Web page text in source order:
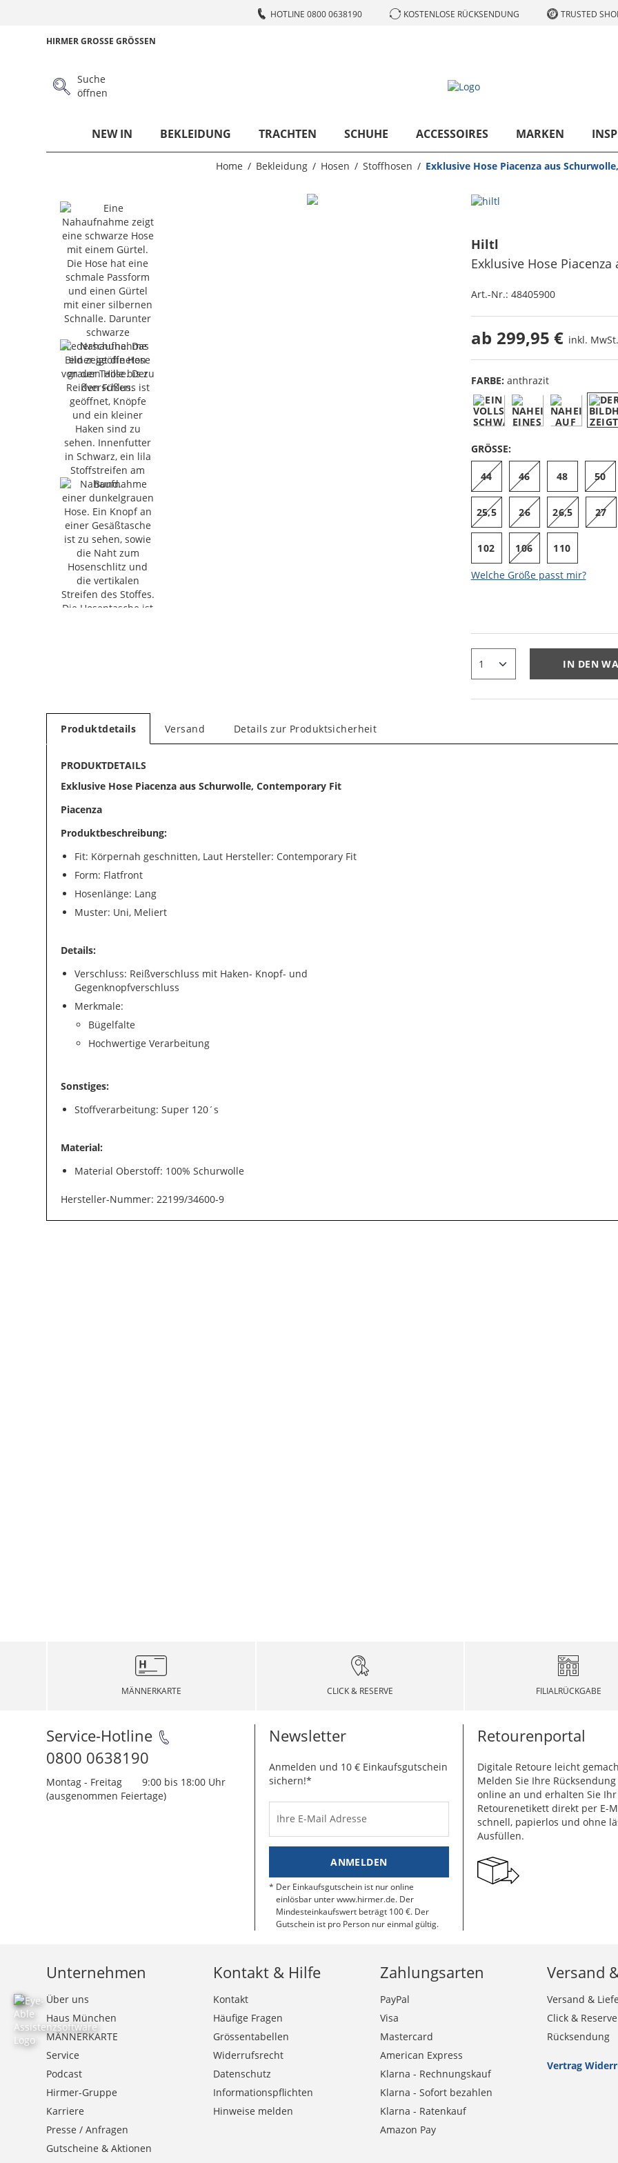
HOTLINE 0800 0638190 KOSTENLOSE RÜCKSENDUNG TRUSTED
HIRMER GROSSE GRÖSSEN
Suche
öffnen
NEW IN BEKLEIDUNG TRACHTEN SCHUHE ACCESSOIRES MARKEN
Home Bekleidung Hosen Stoffhosen Exklusive Hose Piacenza aus
Hiltl
Exklusive Hose
Art.-Nr.: 48405900
ab 299,95 € inkl.
FARBE: anthrazit
GRÖSSE:
44 46 48 50
25,5 26 26,5 27
102 106 110
Welche Größe passt mir?
IN DEN
Produktdetails Versand Details zur Produktsicherheit
PRODUKTDETAILS
Exklusive Hose Piacenza aus Schurwolle, Contemporary Fit
Piacenza
Produktbeschreibung:
Fit: Körpernah geschnitten, Laut Hersteller: Contemporary Fit
Form: Flatfront
Hosenlänge: Lang
Muster: Uni, Meliert
Details:
Verschluss: Reißverschluss mit Haken- Knopf- und
Gegenknopfverschluss
Merkmale:
Bügelfalte
Hochwertige Verarbeitung
Sonstiges:
Stoffverarbeitung: Super 120´s
Material:
Material Oberstoff: 100% Schurwolle
Hersteller-Nummer: 22199/34600-9
MÄNNERKARTE CLICK & RESERVE FILIALRÜCKGABE
Service-Hotline
0800 0638190
Montag - Freitag
9:00 bis 18:00 Uhr
(ausgenommen Feiertage)
Newsletter
Anmelden und 10 € Einkaufsgutschein
sichern!*
Ihre E-Mail Adresse
ANMELDEN
Der Einkaufsgutschein ist nur online
einlösbar unter www.hirmer.de. Der
Mindesteinkaufswert beträgt 100 €. Der
Gutschein ist pro Person nur einmal gültig.
Retourenportal
Digitale Retoure leicht
Melden Sie Ihre
online an und erhalten Sie Ihr
Retourenetikett direkt per E-
schnell, papierlos und ohne
Ausfüllen.
Unternehmen
Über uns
Haus München
MÄNNERKARTE
Service
Podcast
Hirmer-Gruppe
Karriere
Presse / Anfragen
Gutscheine & Aktionen
Kontakt & Hilfe
Kontakt
Häufige Fragen
Grössentabellen
Widerrufsrecht
Datenschutz
Informationspflichten
Hinweise melden
Zahlungsarten
PayPal
Visa
Mastercard
American Express
Klarna - Rechnungskauf
Klarna - Sofort bezahlen
Klarna - Ratenkauf
Amazon Pay
Versand
Versand &
Click & Reserve
Rücksendung
Vertrag